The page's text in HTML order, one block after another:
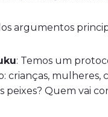
argumentos
: Temos um
crianças,
peixes? Quem vai